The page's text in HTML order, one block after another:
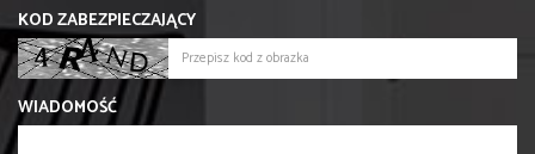
KOD ZABEZPIECZAJĄCY
WIADOMOŚĆ